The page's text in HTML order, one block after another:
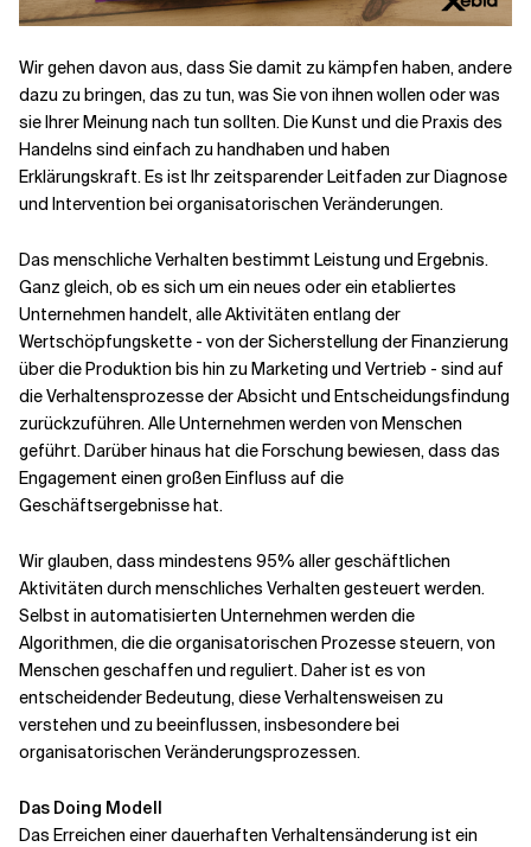
Wir gehen davon aus, dass Sie damit zu kämpfen haben, andere
dazu zu bringen, das zu tun, was Sie von ihnen wollen oder was
sie Ihrer Meinung nach tun sollten. Die Kunst und die Praxis des
Handelns sind einfach zu handhaben und haben
Erklärungskraft. Es ist Ihr zeitsparender Leitfaden zur Diagnose
und Intervention bei organisatorischen Veränderungen.
Das menschliche Verhalten bestimmt Leistung und Ergebnis.
Ganz gleich, ob es sich um ein neues oder ein etabliertes
Unternehmen handelt, alle Aktivitäten entlang der
Wertschöpfungskette - von der Sicherstellung der Finanzierung
über die Produktion bis hin zu Marketing und Vertrieb - sind auf
die Verhaltensprozesse der Absicht und Entscheidungsfindung
zurückzuführen. Alle Unternehmen werden von Menschen
geführt. Darüber hinaus hat die Forschung bewiesen, dass das
Engagement einen großen Einfluss auf die
Geschäftsergebnisse hat.
Wir glauben, dass mindestens 95% aller geschäftlichen
Aktivitäten durch menschliches Verhalten gesteuert werden.
Selbst in automatisierten Unternehmen werden die
Algorithmen, die die organisatorischen Prozesse steuern, von
Menschen geschaffen und reguliert. Daher ist es von
entscheidender Bedeutung, diese Verhaltensweisen zu
verstehen und zu beeinflussen, insbesondere bei
organisatorischen Veränderungsprozessen.
Das Doing Modell
Das Erreichen einer dauerhaften Verhaltensänderung ist ein